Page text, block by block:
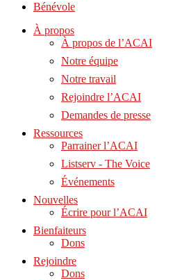
Bénévole
À propos
À propos de l’ACAI
Notre équipe
Notre travail
Rejoindre l’ACAI
Demandes de presse
Ressources
Parrainer l’ACAI
Listserv - The Voice
Événements
Nouvelles
Écrire pour l’ACAI
Bienfaiteurs
Dons
Rejoindre
Dons